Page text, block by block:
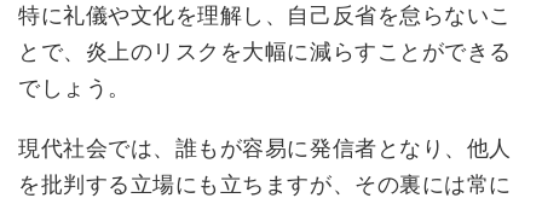
特に礼儀や文化を理解し、自己反省を怠らないこ
とで、炎上のリスクを大幅に減らすことができる
でしょう。
現代社会では、誰もが容易に発信者となり、他人
を批判する立場にも立ちますが、その裏には常に